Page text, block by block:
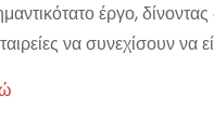
έργο,
να συνεχίσουν να